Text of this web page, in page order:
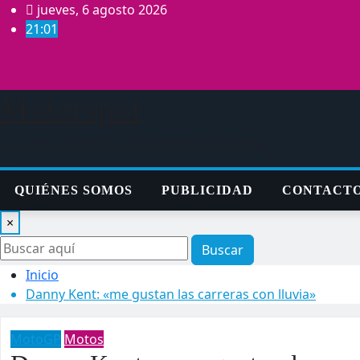
Saltar jueves, 6 agosto 2026
21:01
QUIÉNES SOMOS PUBLICIDAD
×
Buscar
Inicio
Danny Kent: «me gustan las carreras con lluvia»
Motos